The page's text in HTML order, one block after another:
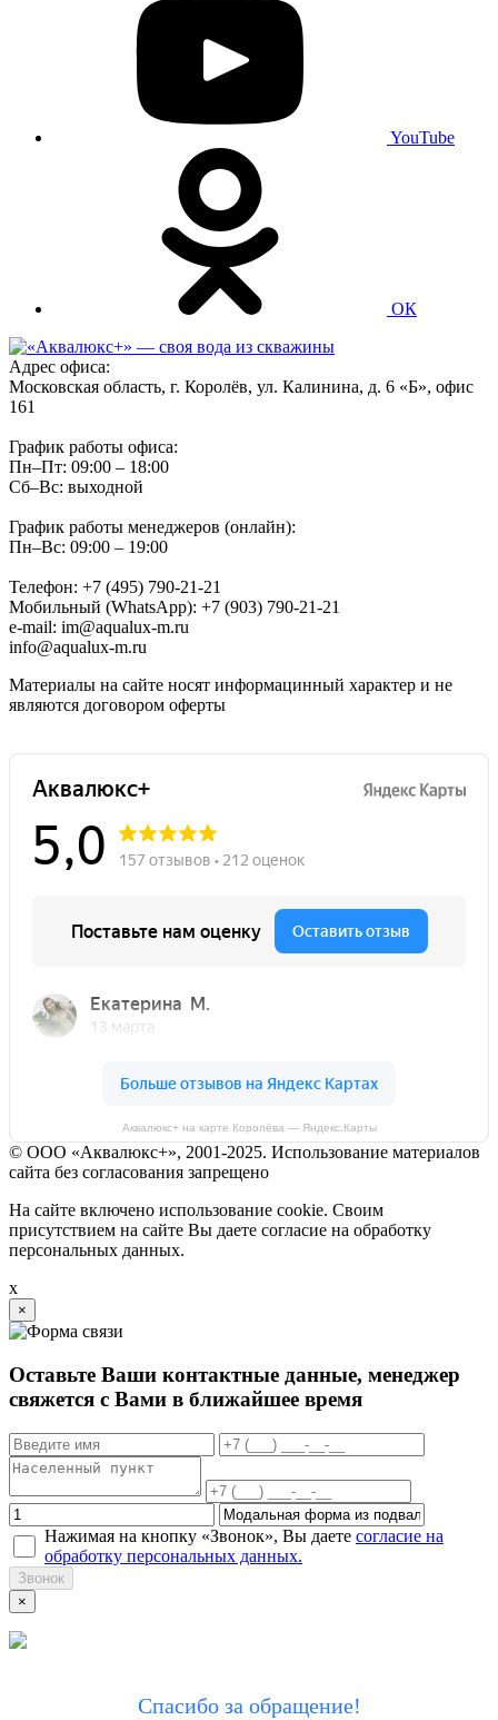
YouTube
ОК
Адрес офиса:
Московская область, г. Королёв, ул. Калинина, д. 6 «Б», офис
161
График работы офиса:
Пн–Пт: 09:00 – 18:00
Сб–Вс: выходной
График работы менеджеров (онлайн):
Пн–Вс: 09:00 – 19:00
Телефон: +7 (495) 790-21-21
Мобильный (WhatsApp): +7 (903) 790-21-21
e-mail: im@aqualux-m.ru
info@aqualux-m.ru
Материалы на сайте носят информацинный характер и не
являются договором оферты
Аквалюкс+ на карте Королёва — Яндекс.Карты
© ООО «Аквалюкс+», 2001-2025. Использование материалов
сайта без согласования запрещено
На сайте включено использование cookie. Своим
присутствием на сайте Вы даете согласие на обработку
персональных данных.
x
×
Оставьте Ваши контактные данные, менеджер
свяжется с Вами в ближайшее время
Нажимая на кнопку «Звонок», Вы даете согласие на
обработку персональных данных.
Звонок
×
Спасибо за обращение!